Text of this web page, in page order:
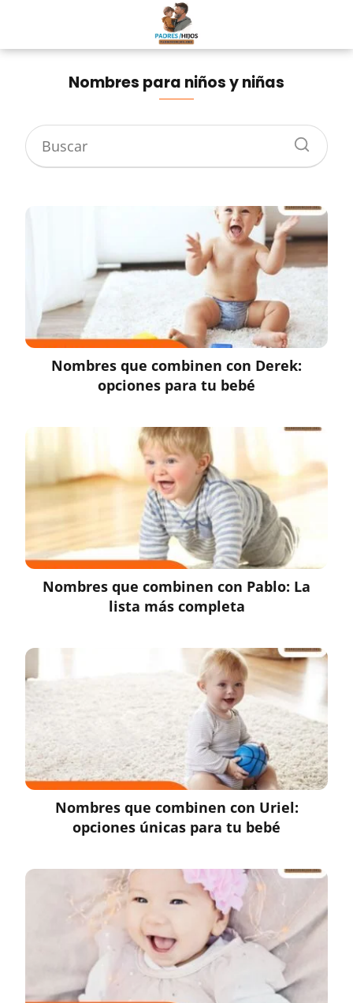
Nombres para niños y niñas
Nombres que combinen con Derek:
opciones para tu bebé
Nombres que combinen con Pablo: La
lista más completa
Nombres que combinen con Uriel:
opciones únicas para tu bebé